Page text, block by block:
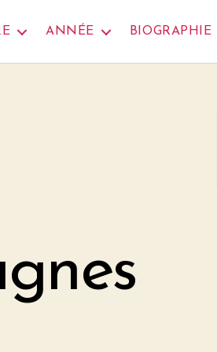
ANNÉE BIOGRAPHIE